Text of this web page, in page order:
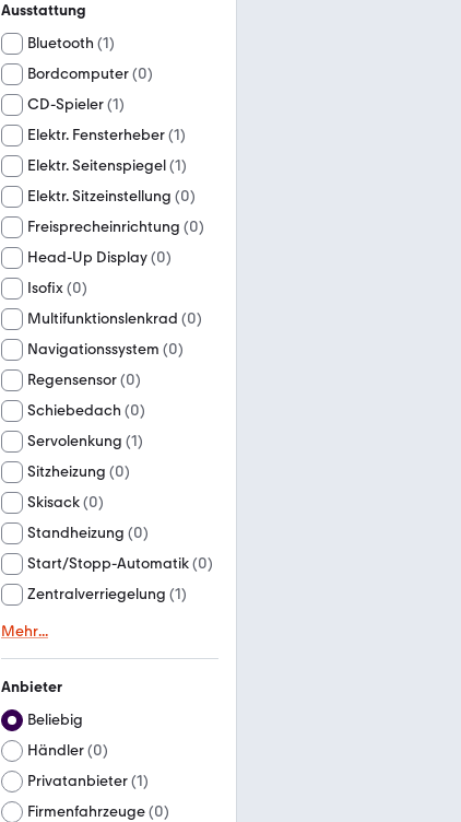
Ausstattung
Bluetooth (1)
Bordcomputer(0)
CD-Spieler(1)
Elektr. Fensterheber(1)
Elektr. Seitenspiegel(1)
Elektr. Sitzeinstellung (0)
Freisprecheinrichtung (0)
Head-Up Display(0)
Isofix(0)
Multifunktionslenkrad (0)
Navigationssystem (0)
Regensensor(0)
Schiebedach (0)
Servolenkung (1)
Sitzheizung (0)
Skisack(0)
Standheizung (0)
Start/Stopp-Automatik(0)
Zentralverriegelung (1)
Mehr...
Anbieter
Beliebig
Händler(0)
Privatanbieter(1)
Firmenfahrzeuge(0)